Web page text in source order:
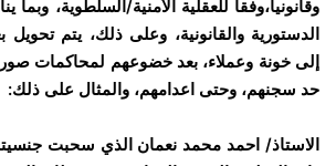
وقانونياً،وفقاً للعقلية الأمنية/السلطوية،
الدستورية والقانونية، وعلى ذلك، يتم تحويل
إلى خونة وعملاء، بعد خضوعهم لمحاكمات
حد سجنهم، وحتى اعدامهم، والمثال على ذلك:
الاستاذ/ احمد محمد نعمان الذي سحبت